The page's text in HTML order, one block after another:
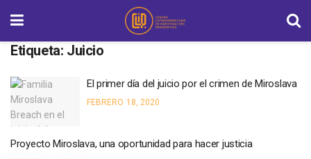
Etiqueta: Juicio
El primer día del juicio por el crimen de Miroslava
FEBRERO 18, 2020
Proyecto Miroslava, una oportunidad para hacer justicia